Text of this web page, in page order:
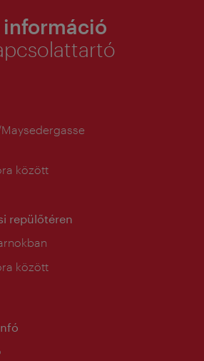
között
repülőtéren
között